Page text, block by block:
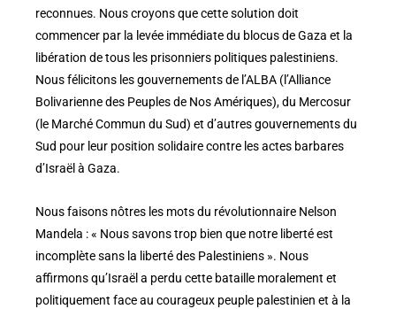
reconnues. Nous croyons que cette solution doit
commencer par la levée immédiate du blocus de Gaza et la
libération de tous les prisonniers politiques palestiniens.
Nous félicitons les gouvernements de l’ALBA (l’Alliance
Bolivarienne des Peuples de Nos Amériques), du Mercosur
(le Marché Commun du Sud) et d’autres gouvernements du
Sud pour leur position solidaire contre les actes barbares
d’Israël à Gaza.
Nous faisons nôtres les mots du révolutionnaire Nelson
Mandela : « Nous savons trop bien que notre liberté est
incomplète sans la liberté des Palestiniens ». Nous
affirmons qu’Israël a perdu cette bataille moralement et
politiquement face au courageux peuple palestinien et à la